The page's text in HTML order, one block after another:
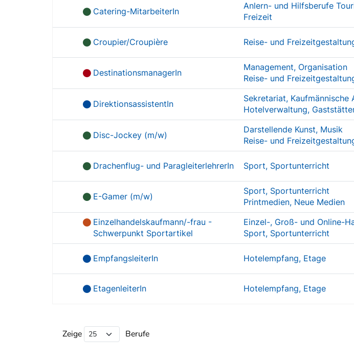
Catering-MitarbeiterIn
Anlern- und Hilfsberufe
Freizeit
Croupier/Croupière Reise- und
DestinationsmanagerIn
Management, Organisation
Reise- und
DirektionsassistentIn
Sekretariat, Kaufmännische
Hotelverwaltung,
Disc-Jockey (m/w)
Darstellende Kunst, Musik
Reise- und
Drachenflug- und ParagleiterlehrerIn Sport, Sportunterricht
E-Gamer (m/w)
Sport, Sportunterricht
Printmedien, Neue Medien
Einzelhandelskaufmann/-frau -
Schwerpunkt Sportartikel
Einzel-, Groß- und Online-
Sport, Sportunterricht
EmpfangsleiterIn Hotelempfang, Etage
EtagenleiterIn Hotelempfang, Etage
Zeige Berufe